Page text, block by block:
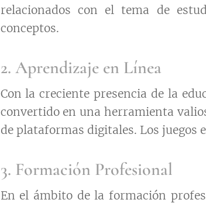
relacionados con el tema de
conceptos.
2. Aprendizaje en Línea
Con la creciente presencia de la
convertido en una herramienta
de plataformas digitales. Los juegos
3. Formación Profesional
En el ámbito de la formación